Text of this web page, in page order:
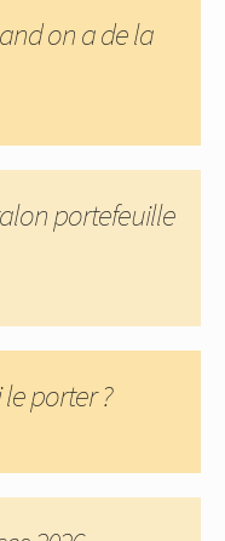
on a de la
portefeuille
porter ?